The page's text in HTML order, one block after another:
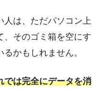
人は、ただパソコン上
、そのゴミ箱を空にす
かもしれません。
では完全にデータを消